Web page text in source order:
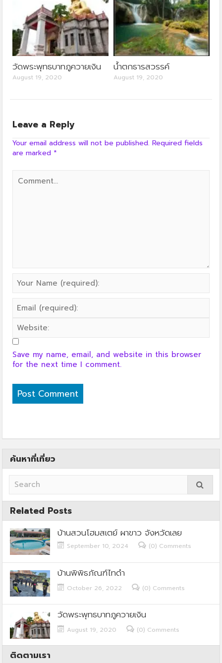
วัดพระพุทธบาทภูควายเงิน
August 19, 2020
น้ำตกธารสวรรค์
August 19, 2020
Leave a Reply
Your email address will not be published. Required fields
are marked *
Save my name, email, and website in this browser
for the next time I comment.
ค้นหาที่เที่ยว
Related Posts
บ้านสวนโฮมสเตย์ ผาขาว จังหวัดเลย
September 10, 2024 (0) Comments
บ้านพิพิธภัณฑ์ไทดำ
October 26, 2022 (0) Comments
วัดพระพุทธบาทภูควายเงิน
August 19, 2020 (0) Comments
ติดตามเรา